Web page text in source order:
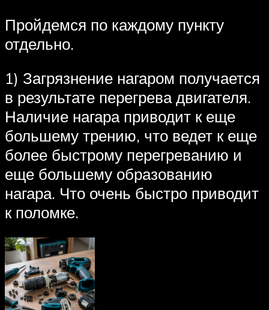
Пройдемся по каждому пункту
отдельно.
1) Загрязнение нагаром получается
в результате перегрева двигателя.
Наличие нагара приводит к еще
большему трению, что ведет к еще
более быстрому перегреванию и
еще большему образованию
нагара. Что очень быстро приводит
к поломке.